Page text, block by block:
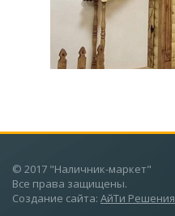
© 2017 "Наличник-маркет"
Все права защищены.
Создание сайта: АйТи Решения